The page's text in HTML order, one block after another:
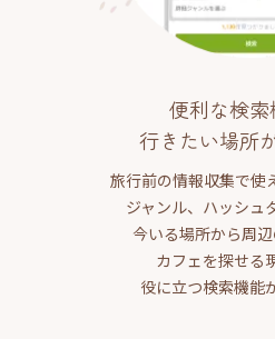
便利な検
行きたい場所
旅行前の情報収集で使
ジャンル、ハッシュ
今いる場所から周
カフェを探せる
役に立つ検索機能